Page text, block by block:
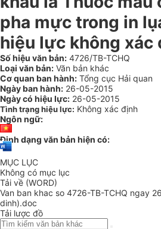
pha mực trong in
hiệu lực không xác
Số hiệu văn bản: 4726/TB-TCHQ
Loại văn bản: Văn bản khác
Cơ quan ban hành: Tổng cục Hải quan
Ngày ban hành: 26-05-2015
Ngày có hiệu lực: 26-05-2015
Tình trạng hiệu lực: Không xác định
Ngôn ngữ:
Định dạng văn bản hiện có:
MỤC LỤC
Không có mục lục
Tải về (WORD)
Van ban khac so 4726-TB-TCHQ ngay
dinh).doc
Tải lược đồ